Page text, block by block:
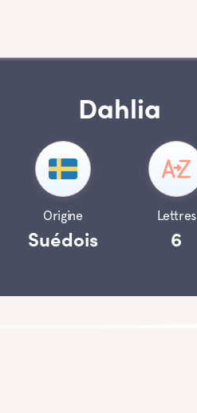
Dahlia
Origine
Suédois
Lettres
6